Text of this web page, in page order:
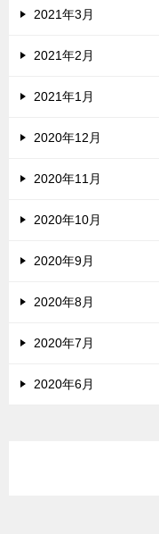
2021年3月
2021年2月
2021年1月
2020年12月
2020年11月
2020年10月
2020年9月
2020年8月
2020年7月
2020年6月